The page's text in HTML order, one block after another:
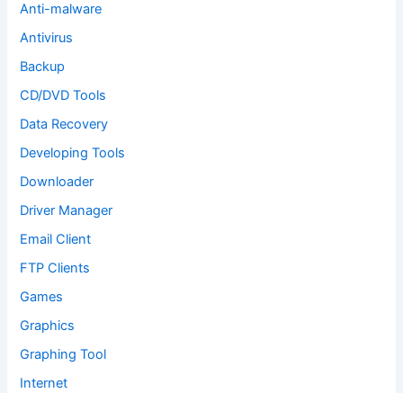
Anti-malware
Antivirus
Backup
CD/DVD Tools
Data Recovery
Developing Tools
Downloader
Driver Manager
Email Client
FTP Clients
Games
Graphics
Graphing Tool
Internet